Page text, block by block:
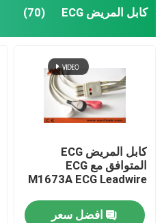
كابل المريض ECG (70)
كابل المريض ECG
المتوافق مع ECG
M1673A ECG Leadwire
افضل سعر